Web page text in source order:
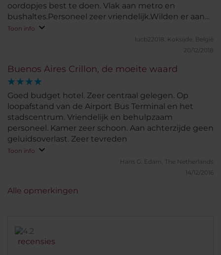
oordopjes best te doen. Vlak aan metro en
bushaltes.Personeel zeer vriendelijk.Wilden er aan
voorafgaand naar Iguazu watervallen reizen en
konden onze zwaardere overbodige koffers daar
Toon info
lucb22018. Koksijde, België
20/12/2018
Buenos Aires Crillon, de moeite waard
Goed budget hotel. Zeer centraal gelegen. Op
loopafstand van de Airport Bus Terminal en het
stadscentrum. Vriendelijk en behulpzaam
personeel. Kamer zeer schoon. Aan achterzijde geen
geluidsoverlast. Zeer tevreden
Toon info
Hans G. Edam, The Netherlands
14/12/2016
recensies
Alle opmerkingen